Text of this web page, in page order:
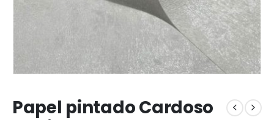
Papel pintado Cardoso